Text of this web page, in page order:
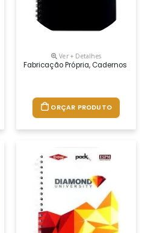
Do Seu Jeito.tamanhos
Ver + Detalhes
Fabricação Própria, Cadernos
ORÇAR PRODUTO